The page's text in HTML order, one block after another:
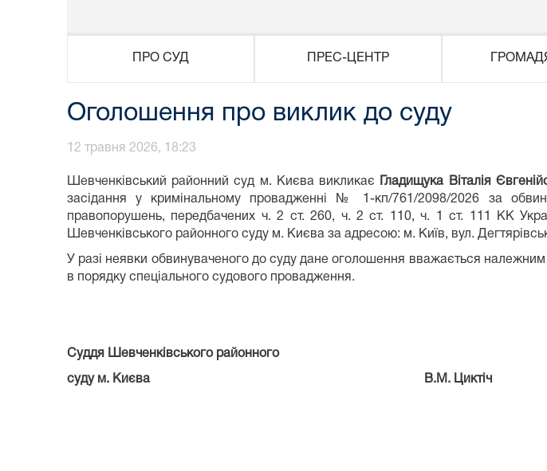
ПРО СУД ПРЕС-ЦЕНТР
Оголошення про виклик до суду
12 травня 2026, 18:23
Шевченківський районний суд м. Києва викликає Гладищука Віталія
засідання у кримінальному провадженні № 1-кп/761/2098/2026 за
правопорушень, передбачених ч. 2 ст. 260, ч. 2 ст. 110, ч. 1 ст. 111 КК
Шевченківського районного суду м. Києва за адресою: м. Київ, вул.
У разі неявки обвинуваченого до суду дане оголошення вважається
в порядку спеціального судового провадження.
Суддя Шевченківського районного
суду м. Києва В.М. Циктіч